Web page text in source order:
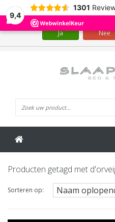
9,4
1301
Producten getagd met
Sorteren op:
Wij slaan cookies op om onze
Ja Nee